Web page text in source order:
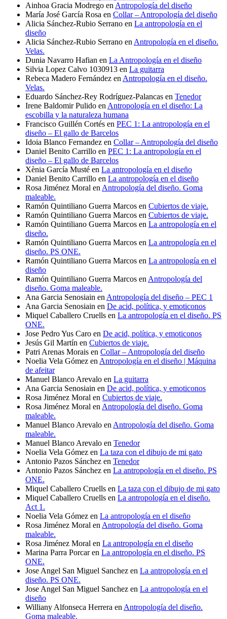
Ainhoa Gracia Modrego en Antropología del diseño
María José García Rosa en Collar – Antropología del diseño
Alicia Sánchez-Rubio Serrano en La antropología en el
diseño
Alicia Sánchez-Rubio Serrano en Antropología en el diseño.
Velas.
Dunia Navarro Hafian en La Antropología en el diseño
Silvia Lopez Calvo 1030913 en La guitarra
Rebeca Madero Fernández en Antropología en el diseño.
Velas.
Eduardo Sánchez-Rey Rodríguez-Palancas en Tenedor
Irene Baldomir Pulido en Antropología en el diseño: La
escobilla y la naturaleza humana
Francisco Guillén Cortés en PEC 1: La antropología en el
diseño – El gallo de Barcelos
Idoia Blanco Fernandez en Collar – Antropología del diseño
Daniel Benito Carrillo en PEC 1: La antropología en el
diseño – El gallo de Barcelos
Xènia García Musté en La antropología en el diseño
Daniel Benito Carrillo en La antropología en el diseño
Rosa Jiménez Moral en Antropología del diseño. Goma
maleable.
Ramón Quintiliano Guerra Marcos en Cubiertos de viaje.
Ramón Quintiliano Guerra Marcos en Cubiertos de viaje.
Ramón Quintiliano Guerra Marcos en La antropología en el
diseño.
Ramón Quintiliano Guerra Marcos en La antropología en el
diseño. PS ONE.
Ramón Quintiliano Guerra Marcos en La antropología en el
diseño
Ramón Quintiliano Guerra Marcos en Antropología del
diseño. Goma maleable.
Ana Garcia Senosiain en Antropología del diseño – PEC 1
Ana Garcia Senosiain en De acid, política, y emoticonos
Miquel Caballero Cruells en La antropología en el diseño. PS
ONE.
Jose Pedro Yus Caro en De acid, política, y emoticonos
Jesús Gil Martín en Cubiertos de viaje.
Patri Arenas Morais en Collar – Antropología del diseño
Noelia Vela Gómez en Antropología en el diseño | Máquina
de afeitar
Manuel Blanco Arevalo en La guitarra
Ana Garcia Senosiain en De acid, política, y emoticonos
Rosa Jiménez Moral en Cubiertos de viaje.
Rosa Jiménez Moral en Antropología del diseño. Goma
maleable.
Manuel Blanco Arevalo en Antropología del diseño. Goma
maleable.
Manuel Blanco Arevalo en Tenedor
Noelia Vela Gómez en La taza con el dibujo de mi gato
Antonio Pazos Sánchez en Tenedor
Antonio Pazos Sánchez en La antropología en el diseño. PS
ONE.
Miquel Caballero Cruells en La taza con el dibujo de mi gato
Miquel Caballero Cruells en La antropología en el diseño.
Act 1.
Noelia Vela Gómez en La antropología en el diseño
Rosa Jiménez Moral en Antropología del diseño. Goma
maleable.
Rosa Jiménez Moral en La antropología en el diseño
Marina Parra Porcaren La antropología en el diseño. PS
ONE.
Jose Angel San Miguel Sanchez en La antropología en el
diseño. PS ONE.
Jose Angel San Miguel Sanchez en La antropología en el
diseño
Williany Alfonseca Herrera en Antropología del diseño.
Goma maleable.